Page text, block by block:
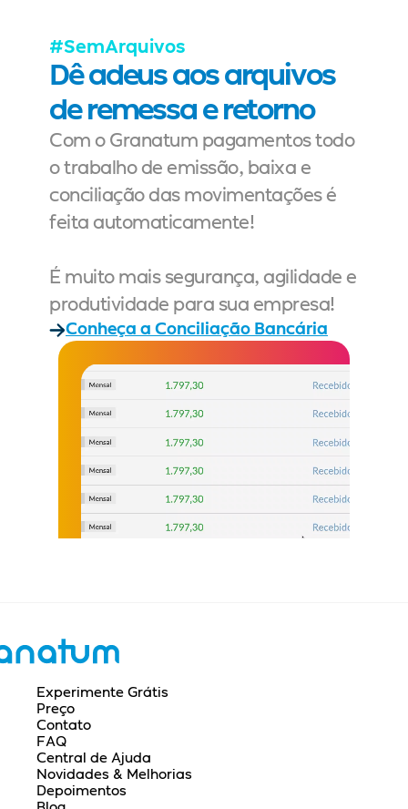
#SemArquivos
Dê adeus aos arquivos
de remessa e retorno
Com o Granatum pagamentos todo
o trabalho de emissão, baixa e
conciliação das movimentações é
feita automaticamente!
É muito mais segurança, agilidade e
produtividade para sua empresa!
Conheça a Conciliação Bancária
Experimente Grátis
Preço
Contato
FAQ
Central de Ajuda
Novidades & Melhorias
Depoimentos